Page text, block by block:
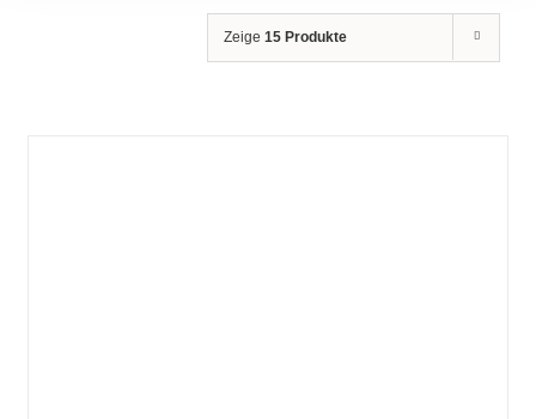
Zeige 15 Produkte